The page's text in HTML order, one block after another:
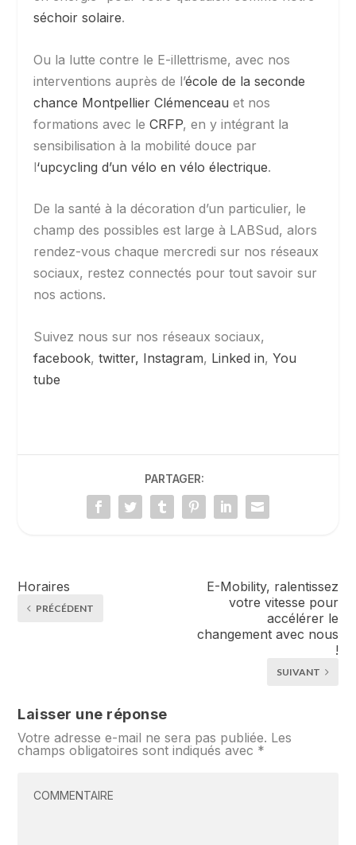
séchoir solaire.
Ou la lutte contre le E-illettrisme, avec nos
interventions auprès de l’école de la seconde
chance Montpellier Clémenceauet nos
formations avec leCRFP, en y intégrant la
sensibilisation à la mobilité douce par
l‘upcycling d’un vélo en vélo électrique.
De la santé à la décoration d’un particulier, le
champ des possibles est large à LABSud, alors
rendez-vous chaque mercredi sur nos réseaux
sociaux, restez connectés pour tout savoir sur
nos actions.
Suivez nous sur nos réseaux sociaux,
facebook,twitter, Instagram, Linked in,You
tube
PARTAGER:
Horaires
PRÉCÉDENT
E-Mobility, ralentissez
votre vitesse pour
accélérer le
changement avec nous
!
SUIVANT
Laisser une réponse
Votre adresse e-mail ne sera pas publiée. Les
champs obligatoires sont indiqués avec *